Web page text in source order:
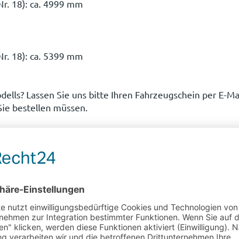
18): ca. 4999 mm
18): ca. 5399 mm
Lassen Sie uns bitte Ihren Fahrzeugschein per
bestellen müssen.
beidseitig